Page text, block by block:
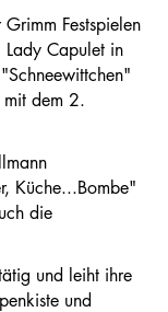
Festspielen
Capulet in
dem 2.
Küche...Bombe"
die
und leiht ihre
und